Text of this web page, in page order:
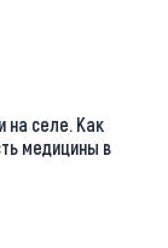
на селе. Как
медицины в